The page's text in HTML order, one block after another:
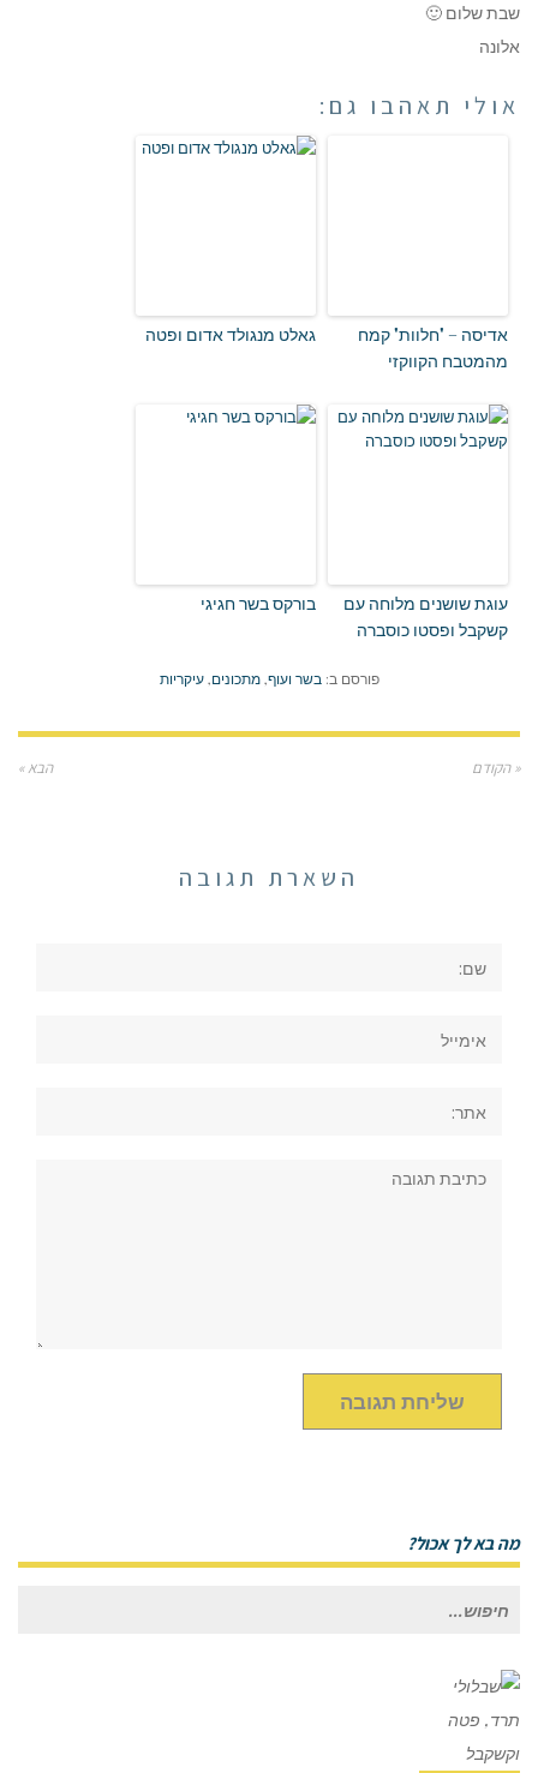
שבת שלום 🙂
אלונה
אולי תאהבו גם:
אדיסה – "חלוות" קמח
מהמטבח הקווקזי
גאלט מנגולד אדום ופטה
עוגת שושנים מלוחה עם
קשקבל ופסטו כוסברה
בורקס בשר חגיגי
פורסם ב:בשר ועוף,מתכונים,עיקריות
« הקודם הבא »
השארת תגובה
מה בא לך אכול?